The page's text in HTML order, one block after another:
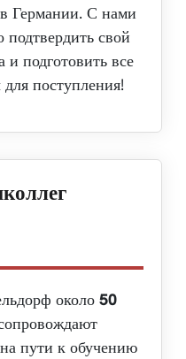
Германии. С нами
свой
и подготовить все
поступления!
около 50
пути к обучению